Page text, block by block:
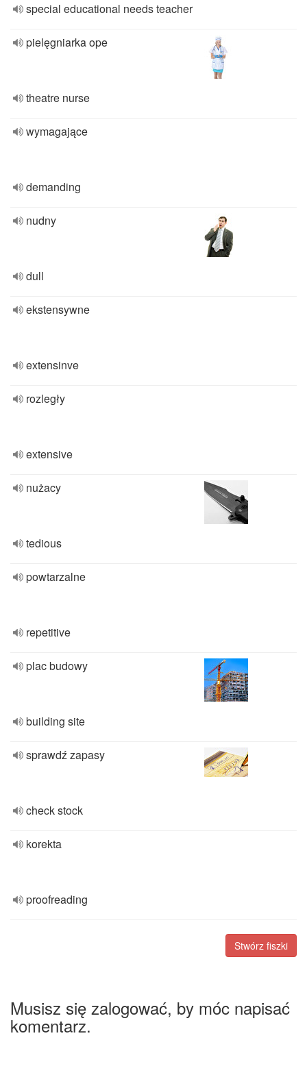
special educational needs teacher
pielęgniarka ope
theatre nurse
wymagające
demanding
nudny
dull
ekstensywne
extensinve
rozległy
extensive
nużacy
tedious
powtarzalne
repetitive
plac budowy
building site
sprawdź zapasy
check stock
korekta
proofreading
Stwórz fiszki
Musisz się zalogować, by móc napisać
komentarz.